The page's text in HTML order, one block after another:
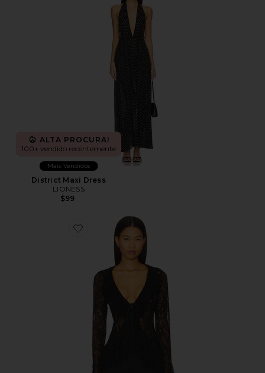
ALTA PROCURA!
100+ vendido recentemente
Mais Vendidos
District Maxi Dress
LIONESS
$99
Favorite Alisia Top